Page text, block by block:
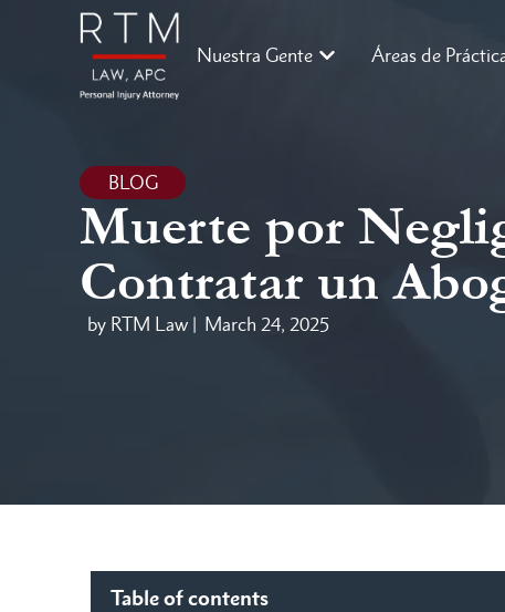
Nuestra Gente Áreas de
BLOG
Muerte por
Contratar un
by RTM Law | March 24, 2025
Table of contents